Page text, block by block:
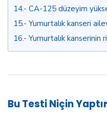
14. CA-125 düzeyim
15. Yumurtalık kanseri
16. Yumurtalık
Bu Testi Niçin